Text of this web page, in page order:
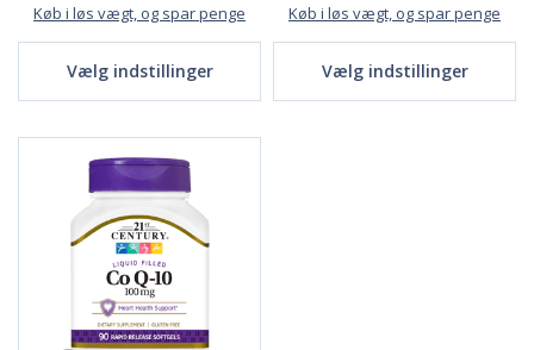
Køb i løs vægt, og spar penge
Vælg indstillinger
Køb i løs vægt, og spar penge
Vælg indstillinger